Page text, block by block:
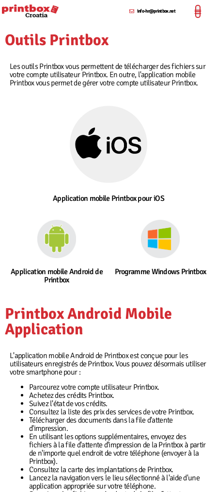
info-hr@printbox.net
Outils Printbox
Les outils Printbox vous permettent de télécharger des fichiers sur
votre compte utilisateur Printbox. En outre, l'application mobile
Printbox vous permet de gérer votre compte utilisateur Printbox.
Application mobile Printbox pour iOS
Application mobile Android de
Printbox
Programme Windows Printbox
Printbox Android Mobile
Application
L'application mobile Android de Printbox est conçue pour les
utilisateurs enregistrés de Printbox. Vous pouvez désormais utiliser
votre smartphone pour :
Parcourez votre compte utilisateur Printbox.
Achetez des crédits Printbox.
Suivez l'état de vos crédits.
Consultez la liste des prix des services de votre Printbox.
Télécharger des documents dans la file d'attente
d'impression.
En utilisant les options supplémentaires, envoyez des
fichiers à la file d'attente d'impression de la Printbox à partir
de n'importe quel endroit de votre téléphone (envoyer à la
Printbox).
Consultez la carte des implantations de Printbox.
Lancez la navigation vers le lieu sélectionné à l'aide d'une
application appropriée sur votre téléphone.